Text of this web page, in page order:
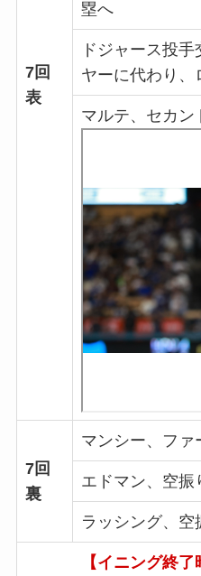
7回
表
塁へ
ドジャース投
ヤーに代わり、
マルテ、セカン
7回
裏
マンシー、ファ
エドマン、空振
ラッシング、空
【イニング終